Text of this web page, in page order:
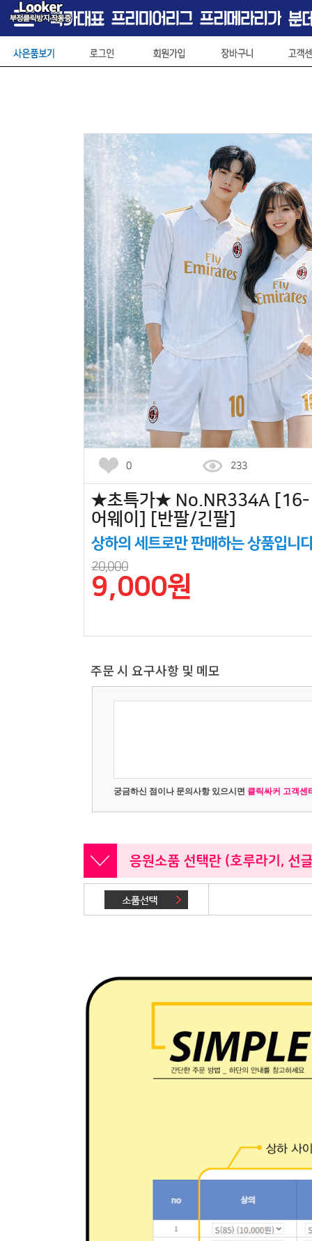
0 233
★초특가★ No.NR334A [16-
어웨이] [반팔/긴팔]
상하의 세트로만 판매하는 상품입니
20,000
9,000원
주문 시 요구사항 및 메모
궁금하신 점이나 문의사항 있으시면 클릭싸커 고객센